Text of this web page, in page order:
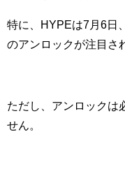
特に、HYPEは7月6日
のアンロックが注目さ
ただし、アンロックは
せん。